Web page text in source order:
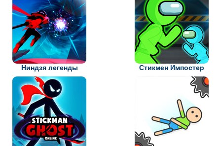
Ниндзя легенды Стикмен Импостер